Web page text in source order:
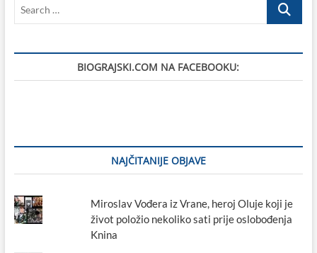
2018:
prvi
biogradski
međunarodni
Search
BIOGRAJSKI.COM NA FACEBOOKU:
NAJČITANIJE OBJAVE
Miroslav Vođera iz Vrane, heroj Oluje koji je
život položio nekoliko sati prije oslobođenja
Knina